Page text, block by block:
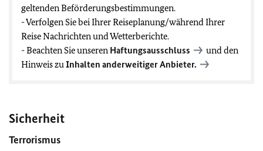
geltenden Beförderungsbestimmungen.
- Verfolgen Sie bei Ihrer Reiseplanung/während Ihrer
Reise Nachrichten und Wetterberichte.
- Beachten Sie unseren Haftungsausschluss
und den
Hinweis zuInhalten anderweitiger Anbieter.
Sicherheit
Terrorismus